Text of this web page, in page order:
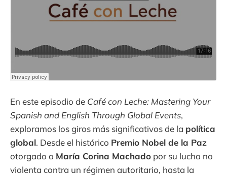
En este episodio de Café con Leche: Mastering Your
Spanish and English Through Global Events,
exploramos los giros más significativos de la política
global. Desde el histórico Premio Nobel de la Paz
otorgado a María Corina Machado por su lucha no
violenta contra un régimen autoritario, hasta la